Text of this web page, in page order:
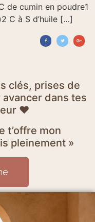
de cumin en poudre1
C à S d’huile […]
clés, prises de
dans tes
♥
t’offre mon
pleinement »